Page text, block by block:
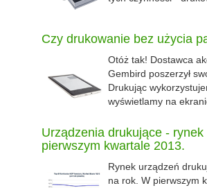
Czy drukowanie bez użycia
Otóż tak! Dostawca
Gembird poszerzył
Drukując
wyświetlamy na
Urządzenia drukujące -
pierwszym kwartale 2013.
Rynek urządzeń
na rok. W pierwszym